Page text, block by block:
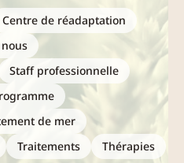
Centre de réadaptation
Staff professionnelle
de mer
Traitements Thérapies